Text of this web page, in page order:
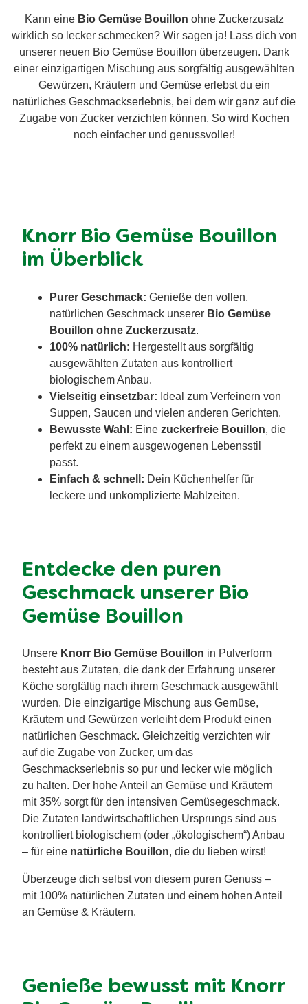
Kann eine Bio Gemüse Bouillon ohne Zuckerzusatz
wirklich so lecker schmecken? Wir sagen ja! Lass dich von
unserer neuen Bio Gemüse Bouillon überzeugen. Dank
einer einzigartigen Mischung aus sorgfältig ausgewählten
Gewürzen, Kräutern und Gemüse erlebst du ein
natürliches Geschmackserlebnis, bei dem wir ganz auf die
Zugabe von Zucker verzichten können. So wird Kochen
noch einfacher und genussvoller!
Knorr Bio Gemüse Bouillon
im Überblick
Purer Geschmack: Genieße den vollen,
natürlichen Geschmack unserer Bio Gemüse
Bouillon ohne Zuckerzusatz.
100% natürlich: Hergestellt aus sorgfältig
ausgewählten Zutaten aus kontrolliert
biologischem Anbau.
Vielseitig einsetzbar: Ideal zum Verfeinern von
Suppen, Saucen und vielen anderen Gerichten.
Bewusste Wahl: Eine zuckerfreie Bouillon, die
perfekt zu einem ausgewogenen Lebensstil
passt.
Einfach & schnell: Dein Küchenhelfer für
leckere und unkomplizierte Mahlzeiten.
Entdecke den puren
Geschmack unserer Bio
Gemüse Bouillon
Unsere Knorr Bio Gemüse Bouillon in Pulverform
besteht aus Zutaten, die dank der Erfahrung unserer
Köche sorgfältig nach ihrem Geschmack ausgewählt
wurden. Die einzigartige Mischung aus Gemüse,
Kräutern und Gewürzen verleiht dem Produkt einen
natürlichen Geschmack. Gleichzeitig verzichten wir
auf die Zugabe von Zucker, um das
Geschmackserlebnis so pur und lecker wie möglich
zu halten. Der hohe Anteil an Gemüse und Kräutern
mit 35% sorgt für den intensiven Gemüsegeschmack.
Die Zutaten landwirtschaftlichen Ursprungs sind aus
kontrolliert biologischem (oder „ökologischem“) Anbau
– für eine natürliche Bouillon, die du lieben wirst!
Überzeuge dich selbst von diesem puren Genuss –
mit 100% natürlichen Zutaten und einem hohen Anteil
an Gemüse & Kräutern.
Genieße bewusst mit Knorr